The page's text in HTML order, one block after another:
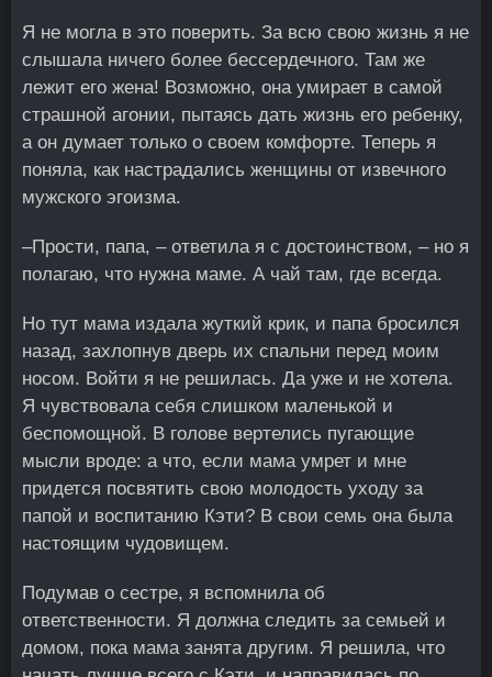
Я не могла в это поверить. За всю свою жизнь я не
слышала ничего более бессердечного. Там же
лежит его жена! Возможно, она умирает в самой
страшной агонии, пытаясь дать жизнь его ребенку,
а он думает только о своем комфорте. Теперь я
поняла, как настрадались женщины от извечного
мужского эгоизма.
–Прости, папа, – ответила я с достоинством, – но я
полагаю, что нужна маме. А чай там, где всегда.
Но тут мама издала жуткий крик, и папа бросился
назад, захлопнув дверь их спальни перед моим
носом. Войти я не решилась. Да уже и не хотела.
Я чувствовала себя слишком маленькой и
беспомощной. В голове вертелись пугающие
мысли вроде: а что, если мама умрет и мне
придется посвятить свою молодость уходу за
папой и воспитанию Кэти? В свои семь она была
настоящим чудовищем.
Подумав о сестре, я вспомнила об
ответственности. Я должна следить за семьей и
домом, пока мама занята другим. Я решила, что